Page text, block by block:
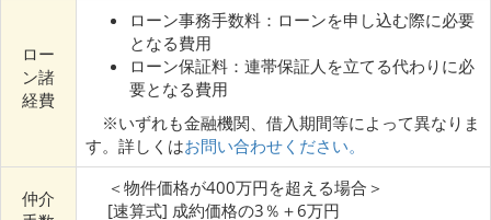
ロー
ン諸
経費
ローン事務手数料：ローンを申し込む際に必要
となる費用
ローン保証料：連帯保証人を立てる代わりに必
要となる費用
※いずれも金融機関、借入期間等によって異なりま
す。詳しくはお問い合わせください。
仲介
＜物件価格が400万円を超える場合＞
[速算式] 成約価格の3％＋6万円